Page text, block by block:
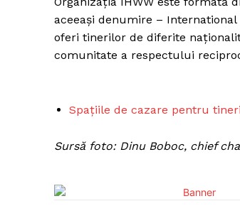
aceeaşi denumire –
oferi tinerilor de diferite
comunitate a respectului
Spațiile de cazare pentru
Sursă foto: Dinu Boboc, chief